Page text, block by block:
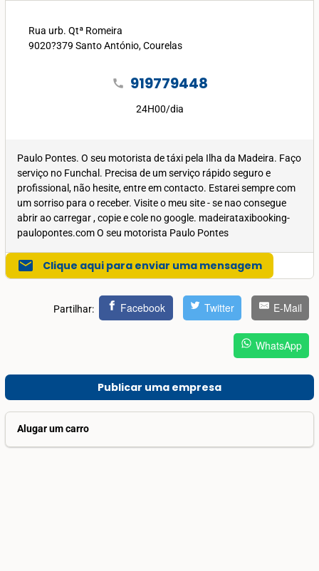
Rua urb. Qtª Romeira
9020?379 Santo António, Courelas
call 919779448
24H00/dia
Paulo Pontes. O seu motorista de táxi pela Ilha da Madeira. Faço
serviço no Funchal. Precisa de um serviço rápido seguro e
profissional, não hesite, entre em contacto. Estarei sempre com
um sorriso para o receber. Visite o meu site - se nao consegue
abrir ao carregar , copie e cole no google. madeirataxibooking-
paulopontes.com O seu motorista Paulo Pontes
mail Clique aqui para enviar uma mensagem
Partilhar: Facebook Twitter E-Mail
WhatsApp
Publicar uma empresa
Alugar um carro